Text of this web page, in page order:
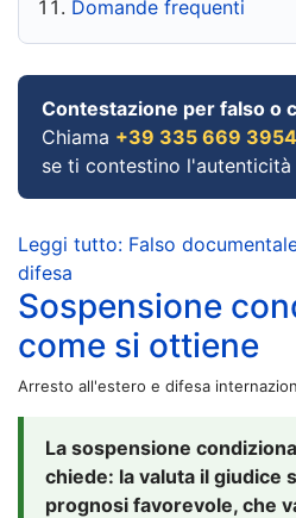
Domande frequenti
Contestazione per falso o
Chiama +39 335 669 3954
se ti contestino
Leggi tutto: Falso
difesa
Sospensione
come si ottiene
Arresto all'estero e difesa
La sospensione
chiede: la valuta il giudice
prognosi favorevole, che